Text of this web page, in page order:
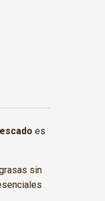
es
sin